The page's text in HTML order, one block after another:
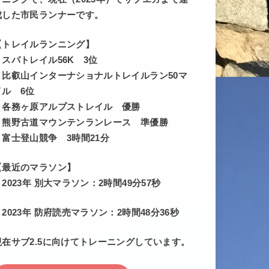
した市民ランナーです。
トレイルランニング】
スパトレイル56K 3位
比叡山インターナショナルトレイルラン50マ
ル 6位
各務ヶ原アルプストレイル 優勝
熊野古道マウンテンランレース 準優勝
富士登山競争 3時間21分
近のマラソン】
2023年 別大マラソン：2時間49分57秒
2023年 防府読売マラソン：2時間48分36秒
在サブ2.5に向けてトレーニングしています。